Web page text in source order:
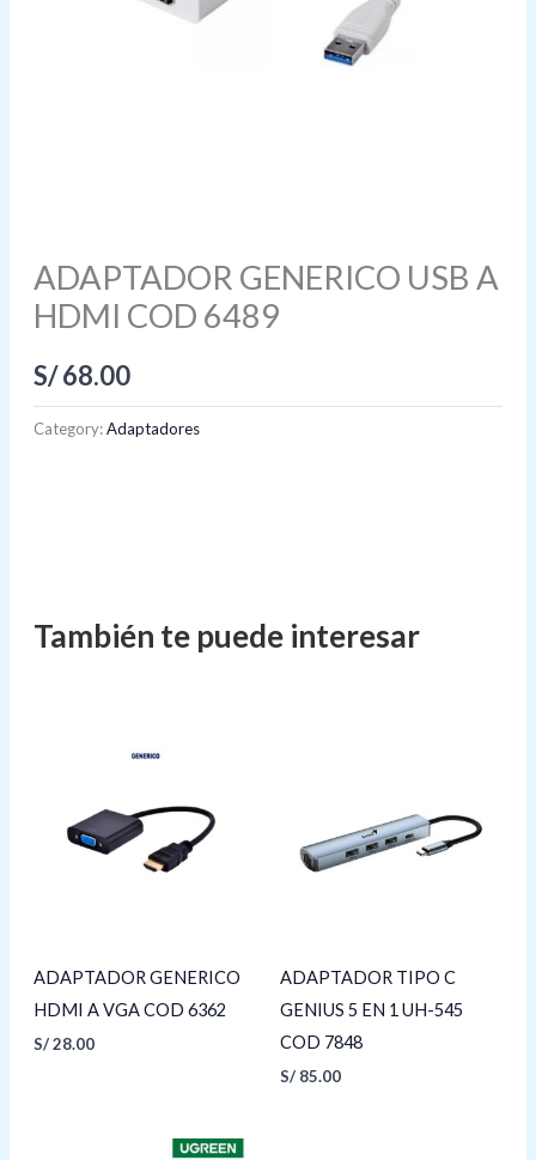
ADAPTADOR GENERICO USB A
HDMI COD 6489
S/68.00
Category:Adaptadores
ADAPTADOR GENERICO
HDMI A VGA COD 6362
S/28.00
ADAPTADOR TIPO C
GENIUS 5 EN 1 UH-545
COD 7848
S/ 85.00